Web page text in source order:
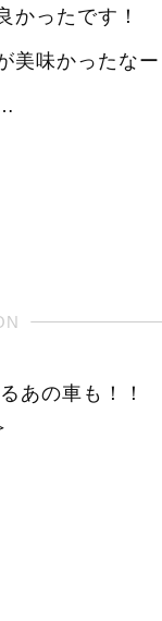
かったです！
美味かったなー
あの車も！！